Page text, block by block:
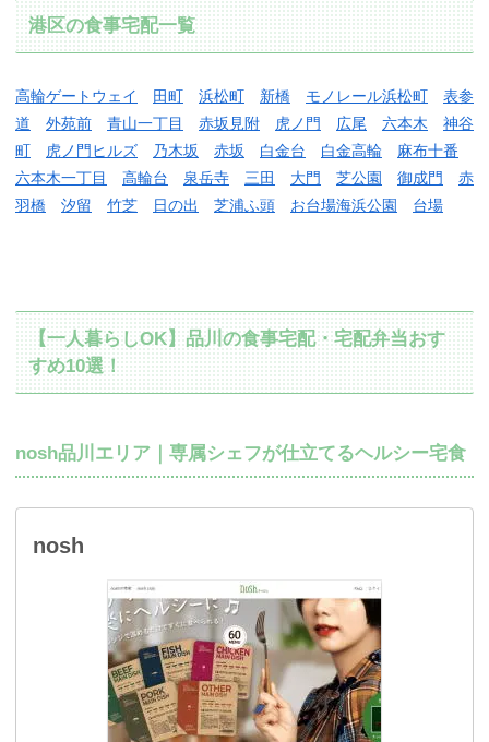
港区の食事宅配一覧
高輪ゲートウェイ 田町 浜松町 新橋 モノレール浜松町
表参
道
外苑前 青山一丁目 赤坂見附 虎ノ門 広尾 六本木
神谷
町
虎ノ門ヒルズ 乃木坂 赤坂 白金台 白金高輪
麻布十番
六本木一丁目
高輪台 泉岳寺 三田 大門 芝公園 御成門
赤
羽橋
汐留 竹芝 日の出 芝浦ふ頭 お台場海浜公園 台場
【一人暮らしOK】品川の食事宅配・宅配弁当おす
すめ10選！
nosh品川エリア｜専属シェフが仕立てるヘルシー宅食
nosh